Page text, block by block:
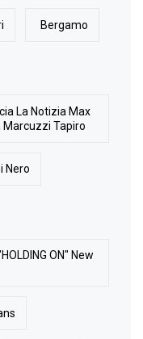
Bergamo
La Notizia Max
Tapiro
Nero
ON" New